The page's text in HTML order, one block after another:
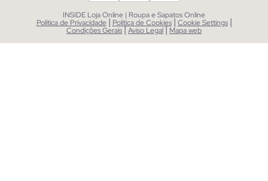
INSIDE Loja Online | Roupa e Sapatos Online
Política de Privacidade | Política de Cookies | Cookie Settings |
Condições Gerais|Aviso Legal| Mapa web